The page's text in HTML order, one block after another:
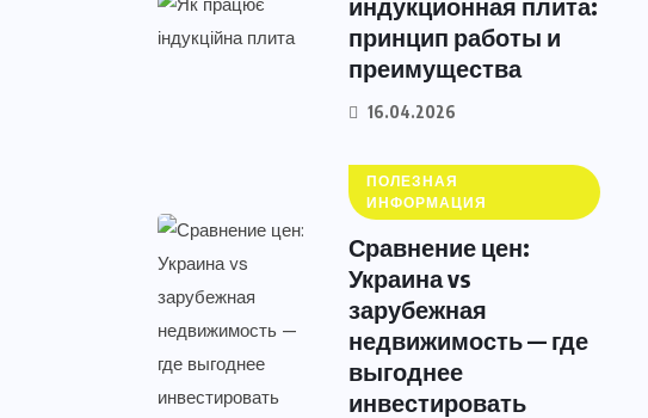
принцип работы и
преимущества
16.04.2026
ПОЛЕЗНАЯ
ИНФОРМАЦИЯ
Сравнение цен:
Украина vs
зарубежная
недвижимость — где
выгоднее
инвестировать